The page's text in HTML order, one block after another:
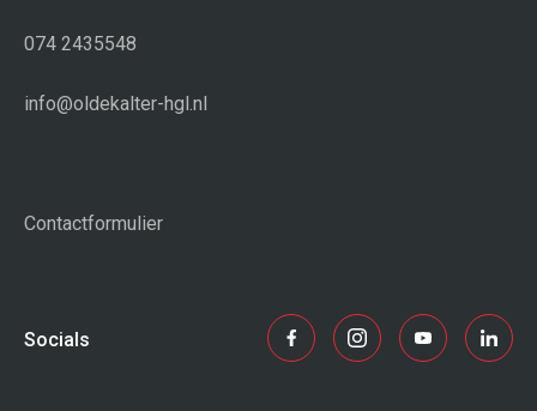
074 2435548
info@oldekalter-hgl.nl
Contactformulier
Socials